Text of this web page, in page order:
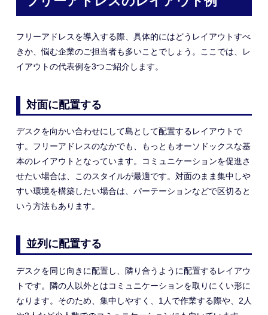
フリーアドレスを導入する際、 具体的にはどうレイアウトすべ
きか、悩む企業のご担当者も多いこと でしょう。ここでは、レ
イアウトの代表例 を3つご紹介します。
対面に配置する
デスクを向かい合わせにして島として配置するレイアウトで
す。フリーアドレスのなかでも、もっともオーソドックスな基
本のレイアウトとなっています。
コミュニケーションを促進さ
せたい場合は、このスタイルが最適です。対面のまま集中しや
すい環境を構築したい場合は、パーテーションなどで区切ると
いう方法もあります。
並列に配置する
デスクを同じ向きに配置し、隣り合うように配置するレイアウ
トです。隣の人以外とはコミュニケーションを取りにくい形に
なります。そのため、集中しやすく、1人で作業する際や、2人